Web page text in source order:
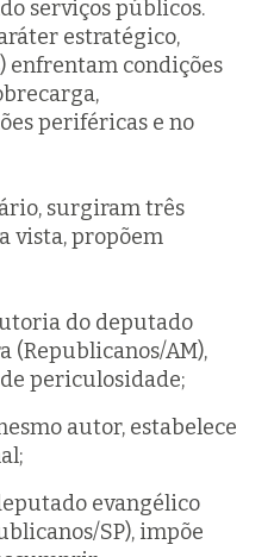
serviços públicos.
estratégico,
enfrentam condições
periféricas e no
surgiram três
vista, propõem
do deputado
(Republicanos/AM),
periculosidade;
autor, estabelece
evangélico
SP), impõe